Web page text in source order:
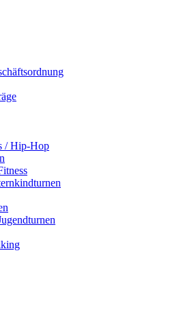
Neckarau
/ Hip-Hop